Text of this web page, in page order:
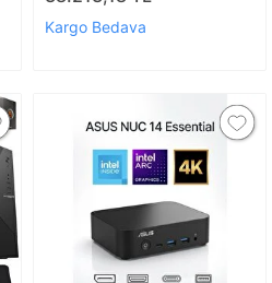
Monitör Ofis Bilgisayarı
Kargo Bedava